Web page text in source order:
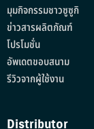
มุมกิจกรรมชาวซูซูกิ
ข่าวสารผลิตภัณฑ์
โปรโมชั่น
อัพเดตขอบสนาม
รีวิวจากผู้ใช้งาน
Distributor